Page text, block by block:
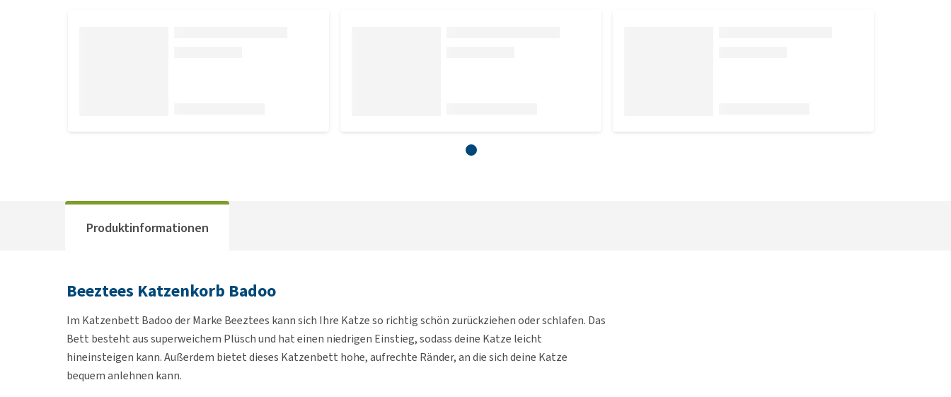
Produktinformationen
Beeztees Katzenkorb Badoo
Im Katzenbett Badoo der Marke Beeztees kann sich Ihre Katze so richtig schön zurückziehen oder schlafen. Das
Bett besteht aus superweichem Plüsch und hat einen niedrigen Einstieg, sodass deine Katze leicht
hineinsteigen kann. Außerdem bietet dieses Katzenbett hohe, aufrechte Ränder, an die sich deine Katze
bequem anlehnen kann.